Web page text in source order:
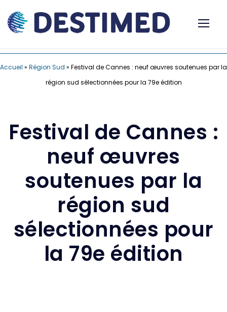
Accueil » Région Sud » Festival de Cannes : neuf œuvres soutenues par la
région sud sélectionnées pour la 79e édition
Festival de Cannes :
neuf œuvres
soutenues par la
région sud
sélectionnées pour
la 79e édition